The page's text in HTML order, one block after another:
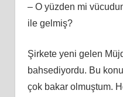
– O yüzden mi
ile gelmiş?
Şirkete yeni gelen
bahsediyordu. Bu
çok bakar olmuştum.